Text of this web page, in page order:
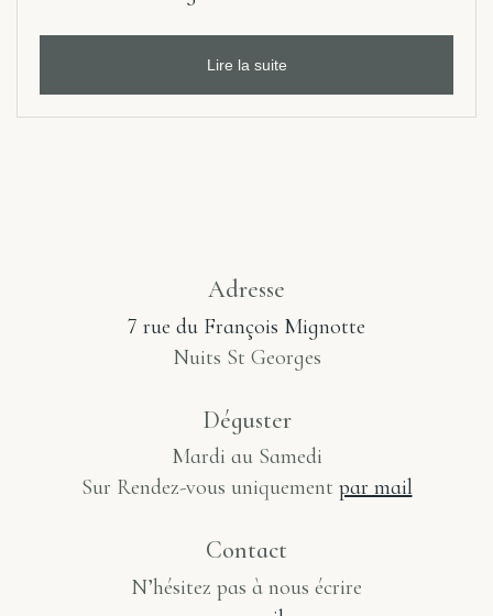
Lire la suite
Adresse
7 rue du François Mignotte
Nuits St Georges
Déguster
Mardi au Samedi
Sur Rendez-vous uniquement par mail
Contact
N’hésitez pas à nous écrire